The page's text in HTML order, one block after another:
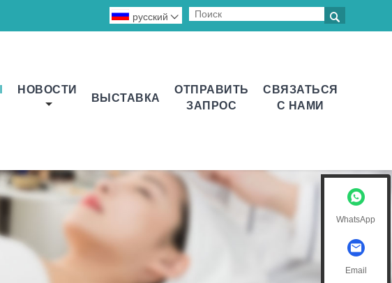

русский 
НОВОСТИ
ВЫСТАВКА
ОТПРАВИТЬ
ЗАПРОС
СВЯЗАТЬСЯ
С НАМИ
WhatsApp
Email